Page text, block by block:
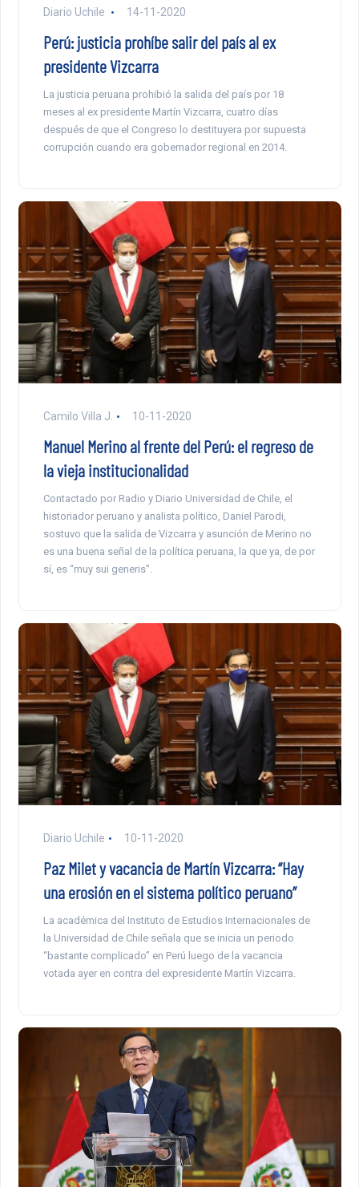
Diario Uchile 14-11-2020
Perú: justicia prohíbe salir del país al ex
presidente Vizcarra
La justicia peruana prohibió la salida del país por 18
meses al ex presidente Martín Vizcarra, cuatro días
después de que el Congreso lo destituyera por supuesta
corrupción cuando era gobernador regional en 2014.
Camilo Villa J. 10-11-2020
Manuel Merino al frente del Perú: el regreso de
la vieja institucionalidad
Contactado por Radio y Diario Universidad de Chile, el
historiador peruano y analista político, Daniel Parodi,
sostuvo que la salida de Vizcarra y asunción de Merino no
es una buena señal de la política peruana, la que ya, de por
sí, es “muy sui generis”.
Diario Uchile 10-11-2020
Paz Milet y vacancia de Martín Vizcarra: “Hay
una erosión en el sistema político peruano”
La académica del Instituto de Estudios Internacionales de
la Universidad de Chile señala que se inicia un periodo
“bastante complicado” en Perú luego de la vacancia
votada ayer en contra del expresidente Martín Vizcarra.